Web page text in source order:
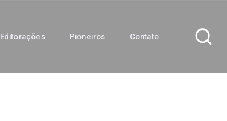
Editorações Pioneiros Contato